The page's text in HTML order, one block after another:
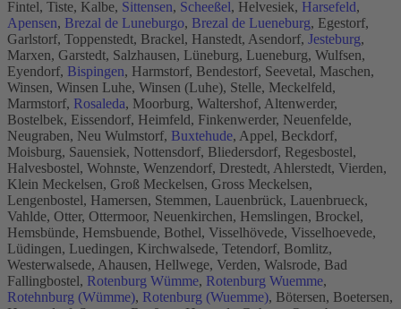
Fintel, Tiste, Kalbe, Sittensen, Scheeßel, Helvesiek, Harsefeld,
Apensen, Brezal de Luneburgo, Brezal de Lueneburg, Egestorf,
Garlstorf, Toppenstedt, Brackel, Hanstedt, Asendorf, Jesteburg,
Marxen, Garstedt, Salzhausen, Lüneburg, Lueneburg, Wulfsen,
Eyendorf, Bispingen, Harmstorf, Bendestorf, Seevetal, Maschen,
Winsen, Winsen Luhe, Winsen (Luhe), Stelle, Meckelfeld,
Marmstorf, Rosaleda, Moorburg, Waltershof, Altenwerder,
Bostelbek, Eissendorf, Heimfeld, Finkenwerder, Neuenfelde,
Neugraben, Neu Wulmstorf, Buxtehude, Appel, Beckdorf,
Moisburg, Sauensiek, Nottensdorf, Bliedersdorf, Regesbostel,
Halvesbostel, Wohnste, Wenzendorf, Drestedt, Ahlerstedt, Vierden,
Klein Meckelsen, Groß Meckelsen, Gross Meckelsen,
Lengenbostel, Hamersen, Stemmen, Lauenbrück, Lauenbrueck,
Vahlde, Otter, Ottermoor, Neuenkirchen, Hemslingen, Brockel,
Hemsbünde, Hemsbuende, Bothel, Visselhövede, Visselhoevede,
Lüdingen, Luedingen, Kirchwalsede, Tetendorf, Bomlitz,
Westerwalsede, Ahausen, Hellwege, Verden, Walsrode, Bad
Fallingbostel, Rotenburg Wümme, Rotenburg Wuemme,
Rotehnburg (Wümme), Rotenburg (Wuemme), Bötersen, Boetersen,